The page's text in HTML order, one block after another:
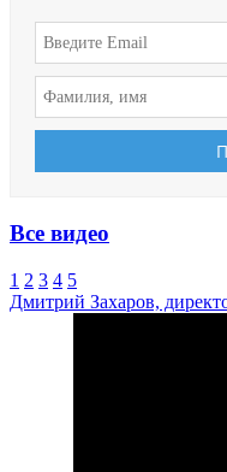
Все видео
1 2 3 4 5
Дмитрий Захаров,